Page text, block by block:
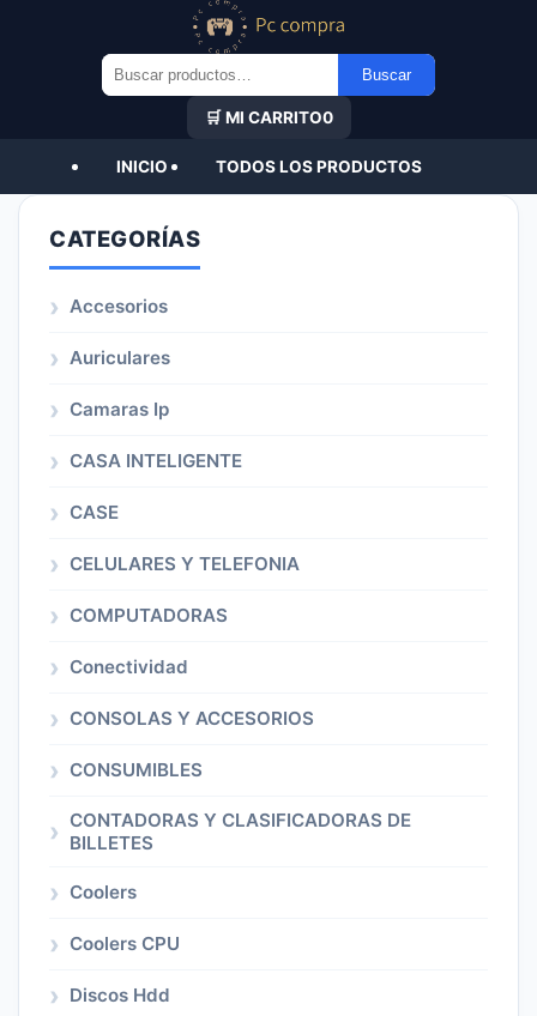
Buscar
por:
Buscar
🛒 MI CARRITO0
INICIO TODOS LOS PRODUCTOS
CATEGORÍAS
Accesorios
Auriculares
Camaras Ip
CASA INTELIGENTE
CASE
CELULARES Y TELEFONIA
COMPUTADORAS
Conectividad
CONSOLAS Y ACCESORIOS
CONSUMIBLES
CONTADORAS Y CLASIFICADORAS DE
BILLETES
Coolers
Coolers CPU
Discos Hdd